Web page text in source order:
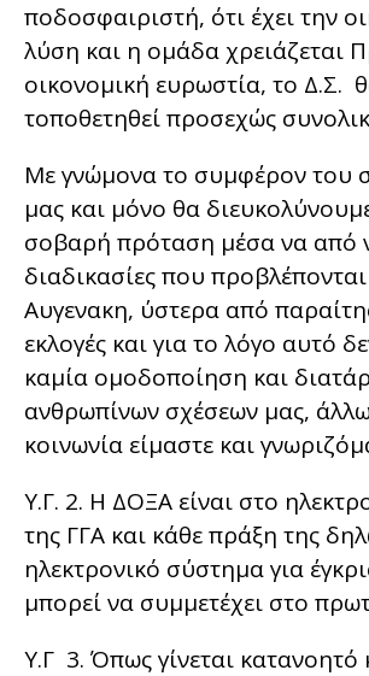
ποδοσφαιριστή, ότι έχει την
λύση και η ομάδα χρειάζεται
οικονομική ευρωστία, το Δ.Σ.
τοποθετηθεί προσεχώς
Με γνώμονα το συμφέρον του
μας και μόνο θα
σοβαρή πρόταση μέσα να από
διαδικασίες που
Αυγενακη, ύστερα από
εκλογές και για το λόγο αυτό
καμία ομοδοποίηση και
ανθρωπίνων σχέσεων μας,
κοινωνία είμαστε και
Υ.Γ. 2. Η ΔΟΞΑ είναι στο
της ΓΓΑ και κάθε πράξη της
ηλεκτρονικό σύστημα για
μπορεί να συμμετέχει στο
Υ.Γ 3. Όπως γίνεται κατανοητό